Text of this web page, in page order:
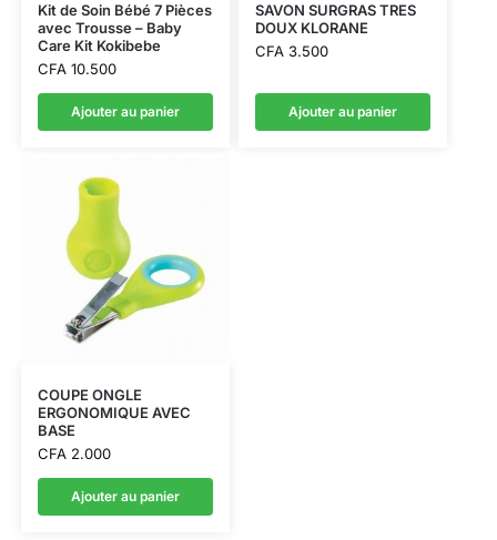
Kit de Soin Bébé 7 Pièces
avec Trousse – Baby
Care Kit Kokibebe
CFA10.500
Ajouter au panier
SAVON SURGRAS TRES
DOUX KLORANE
CFA3.500
Ajouter au panier
COUPE ONGLE
ERGONOMIQUE AVEC
BASE
CFA2.000
Ajouter au panier